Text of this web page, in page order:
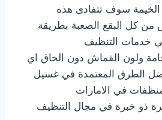
الخيمة سوف تتفادى هذه
من كل البقع الصعبة بطريقة
خدمات التنظيف
ولون القماش دون الحاق اي
الطرق المعتمدة في غسيل
في الامارات
ذو خبرة في مجال التنظيف